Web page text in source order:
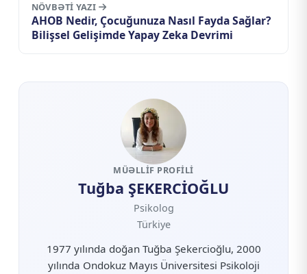
NÖVBƏTI YAZI
AHOB Nedir, Çocuğunuza Nasıl Fayda Sağlar?
Bilişsel Gelişimde Yapay Zeka Devrimi
MÜƏLLIF PROFILI
Tuğba ŞEKERCİOĞLU
Psikolog
Türkiye
1977 yılında doğan Tuğba Şekercioğlu, 2000
yılında Ondokuz Mayıs Üniversitesi Psikoloji